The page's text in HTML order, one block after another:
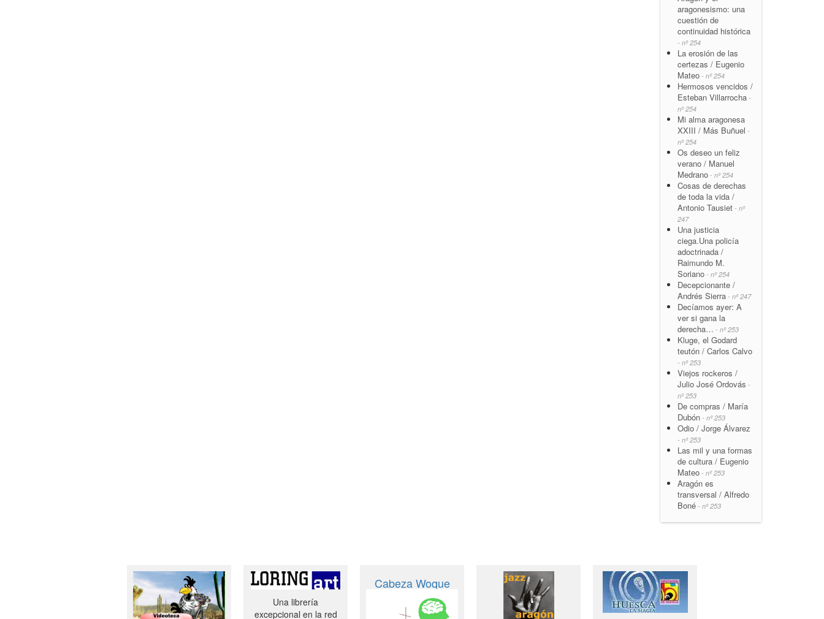
aragonesismo: una
cuestión de
continuidad histórica
- nº 254
La erosión de las
certezas / Eugenio
Mateo - nº 254
Hermosos vencidos /
Esteban Villarrocha -
nº 254
Mi alma aragonesa
XXIII / Más Buñuel -
nº 254
Os deseo un feliz
verano / Manuel
Medrano - nº 254
Cosas de derechas
de toda la vida /
Antonio Tausiet - nº
247
Una justicia
ciega.Una policía
adoctrinada /
Raimundo M.
Soriano - nº 254
Decepcionante /
Andrés Sierra - nº 247
Decíamos ayer: A
ver si gana la
derecha… - nº 253
Kluge, el Godard
teutón / Carlos Calvo
- nº 253
Viejos rockeros /
Julio José Ordovás -
nº 253
De compras / María
Dubón - nº 253
Odio / Jorge Álvarez
- nº 253
Las mil y una formas
de cultura / Eugenio
Mateo - nº 253
Aragón es
transversal / Alfredo
Boné - nº 253
Una librería
excepcional en la red
Cabeza Woque